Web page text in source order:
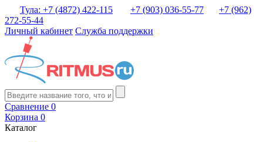
Тула: +7 (4872) 422-115 +7 (903) 036-55-77
+7 (962)
272-55-44
Личный кабинет Служба поддержки
Сравнение 0
Корзина 0
Каталог